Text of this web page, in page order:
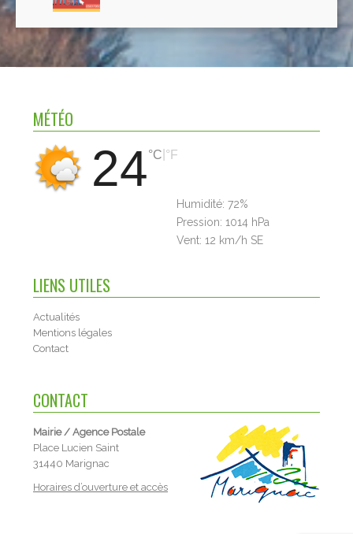
MÉTÉO
24°C °F
Humidité: 72%
Pression: 1014 hPa
Vent: 12 km/h SE
LIENS UTILES
Actualités
Mentions légales
Contact
CONTACT
Mairie / Agence Postale
Place Lucien Saint
31440 Marignac
Horaires d’ouverture et accès